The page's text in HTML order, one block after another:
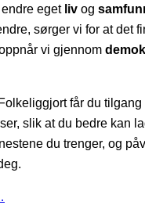
eget liv og
sørger vi for at det
vi gjennom
får du
slik at du bedre kan
du trenger, og